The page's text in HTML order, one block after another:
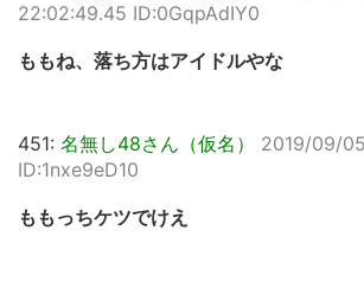
22:02:49.45 ID:0GqpAdIY0
ももね、落ち方はアイドルやな
451: 名無し48さん（仮名）
2019/09/
ID:1nxe9eD10
ももっちケツでけえ